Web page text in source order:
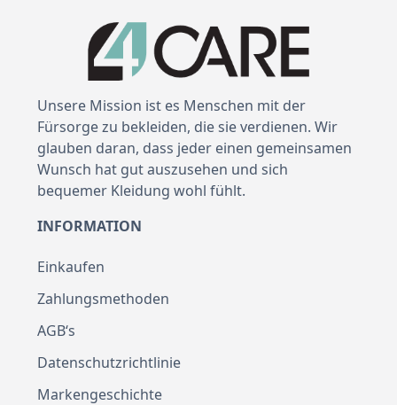
Unsere Mission ist es Menschen mit der
Fürsorge zu bekleiden, die sie verdienen. Wir
glauben daran, dass jeder einen gemeinsamen
Wunsch hat gut auszusehen und sich
bequemer Kleidung wohl fühlt.
INFORMATION
Einkaufen
Zahlungsmethoden
AGB‘s
Datenschutzrichtlinie
Markengeschichte